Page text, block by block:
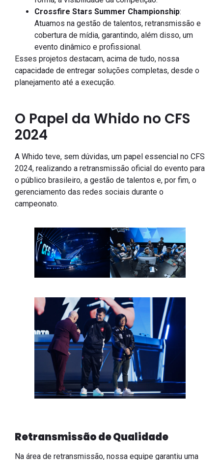
Crossfire Stars Summer Championship:
Atuamos na gestão de talentos, retransmissão e
cobertura de mídia, garantindo, além disso, um
evento dinâmico e profissional.
Esses projetos destacam, acima de tudo, nossa
capacidade de entregar soluções completas, desde o
planejamento até a execução.
O Papel da Whido no CFS
2024
A Whido teve, sem dúvidas, um papel essencial no CFS
2024, realizando a retransmissão oficial do evento para
o público brasileiro, a gestão de talentos e, por fim, o
gerenciamento das redes sociais durante o
campeonato.
Retransmissão de Qualidade
Na área de retransmissão, nossa equipe garantiu uma